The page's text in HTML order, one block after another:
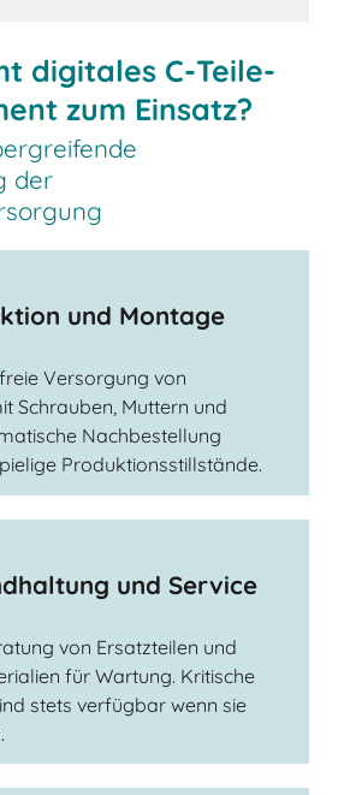
digitales C-Teile-
zum Einsatz?
der
und Montage
Versorgung von
Schrauben, Muttern und
Nachbestellung
Produktionsstillstände.
und Service
von Ersatzteilen und
für Wartung. Kritische
stets verfügbar wenn sie